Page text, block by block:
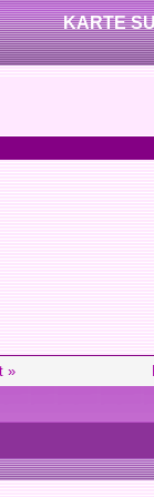
KARTE
»